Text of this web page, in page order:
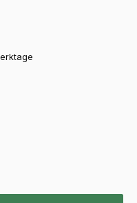
nicht verfügbar.)
ist zurzeit nicht verfügbar.)